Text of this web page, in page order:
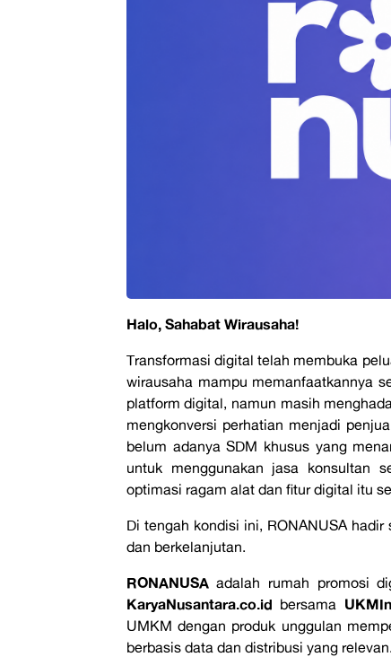
Halo, Sahabat Wirausaha!
Transformasi digital telah membuka
wirausaha mampu memanfaatkannya
platform digital, namun masih
mengkonversi perhatian menjadi
belum adanya SDM khusus yang
untuk menggunakan jasa konsultan
optimasi ragam alat dan fitur digital itu
Di tengah kondisi ini, RONANUSA
dan berkelanjutan.
RONANUSAadalah rumah promosi
KaryaNusantara.co.id bersama
UMKM dengan produk unggulan
berbasis data dan distribusi yang relevan.